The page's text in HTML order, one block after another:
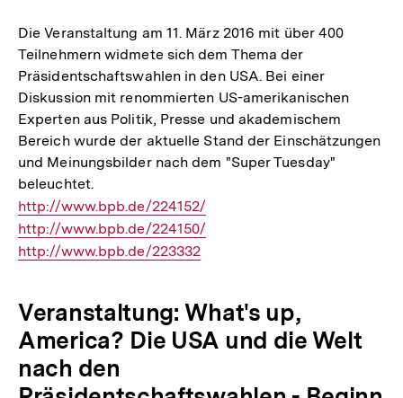
Die Veranstaltung am 11. März 2016 mit über 400
Teilnehmern widmete sich dem Thema der
Präsidentschaftswahlen in den USA. Bei einer
Diskussion mit renommierten US-amerikanischen
Experten aus Politik, Presse und akademischem
Bereich wurde der aktuelle Stand der Einschätzungen
und Meinungsbilder nach dem "Super Tuesday"
beleuchtet.
Interner
Link:
http://www.bpb.de/224152/
Interner
Link:
http://www.bpb.de/224150/
Interner
http://www.bpb.de/223332
Veranstaltung: What's up,
America? Die USA und die Welt
nach den